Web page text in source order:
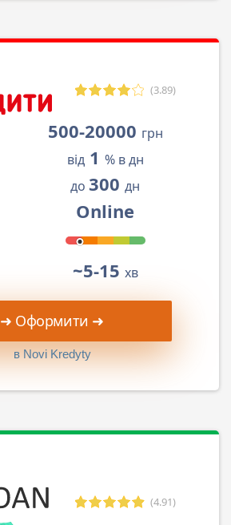
(3.89)
500-20000 грн
від1 % в дн
до 300 дн
Online
~5-15 хв
➜ Оформити ➜
в Novi Kredyty
(4.91)